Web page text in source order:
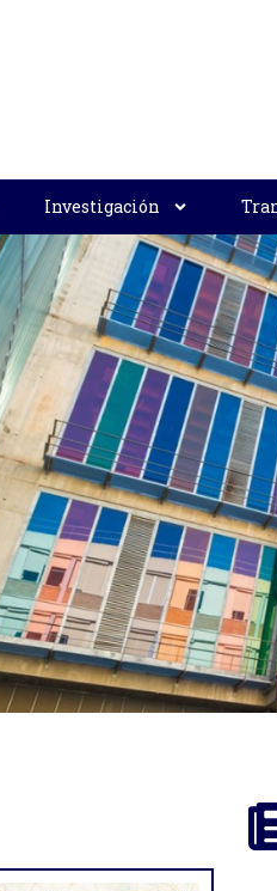
Investigación
Proyectos de